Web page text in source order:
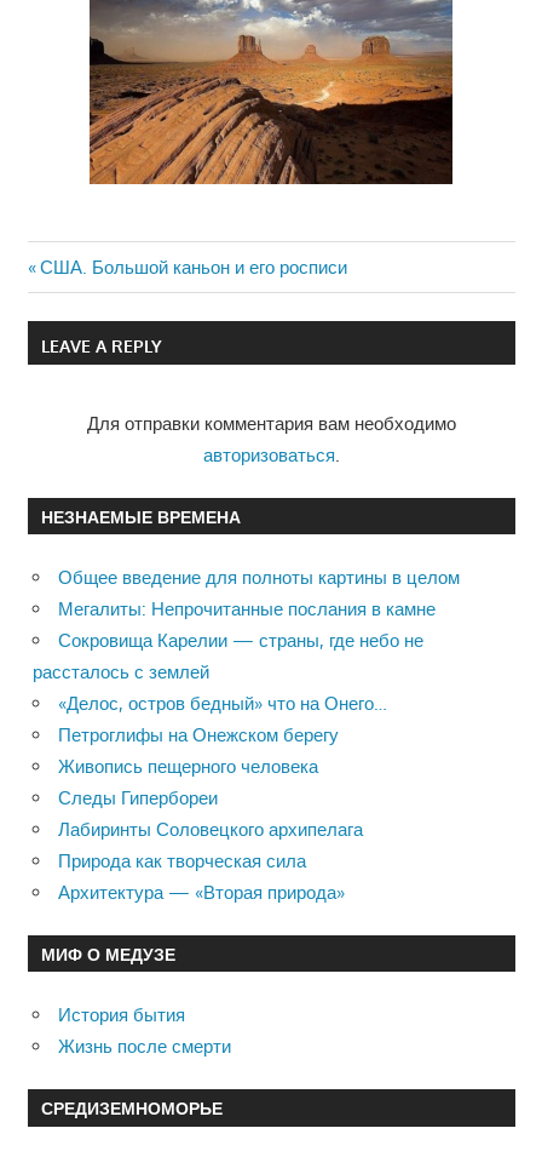
Навигация
по
Previous
Post:
США. Большой каньон и его росписи
LEAVE A REPLY
Для отправки комментария вам необходимо
авторизоваться
НЕЗНАЕМЫЕ ВРЕМЕНА
Общее введение для полноты картины в целом
Мегалиты: Непрочитанные послания в камне
Сокровища Карелии — страны, где небо не
рассталось с землей
«Делос, остров бедный» что на Онего…
Петроглифы на Онежском берегу
Живопись пещерного человека
Следы Гипербореи
Лабиринты Соловецкого архипелага
Природа как творческая сила
Архитектура — «Вторая природа»
МИФ О МЕДУЗЕ
История бытия
Жизнь после смерти
СРЕДИЗЕМНОМОРЬЕ